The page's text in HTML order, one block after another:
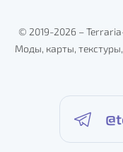
© 2019-2026 –
Моды, карты,